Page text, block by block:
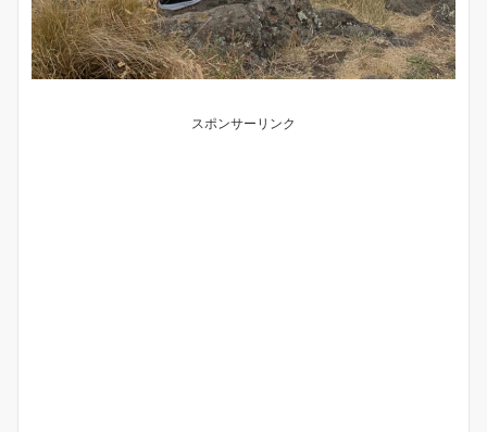
スポンサーリンク